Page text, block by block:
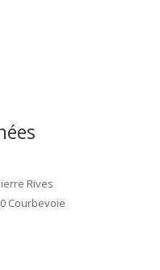
Rives
Courbevoie